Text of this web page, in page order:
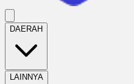
DAERAH
LAINNYA